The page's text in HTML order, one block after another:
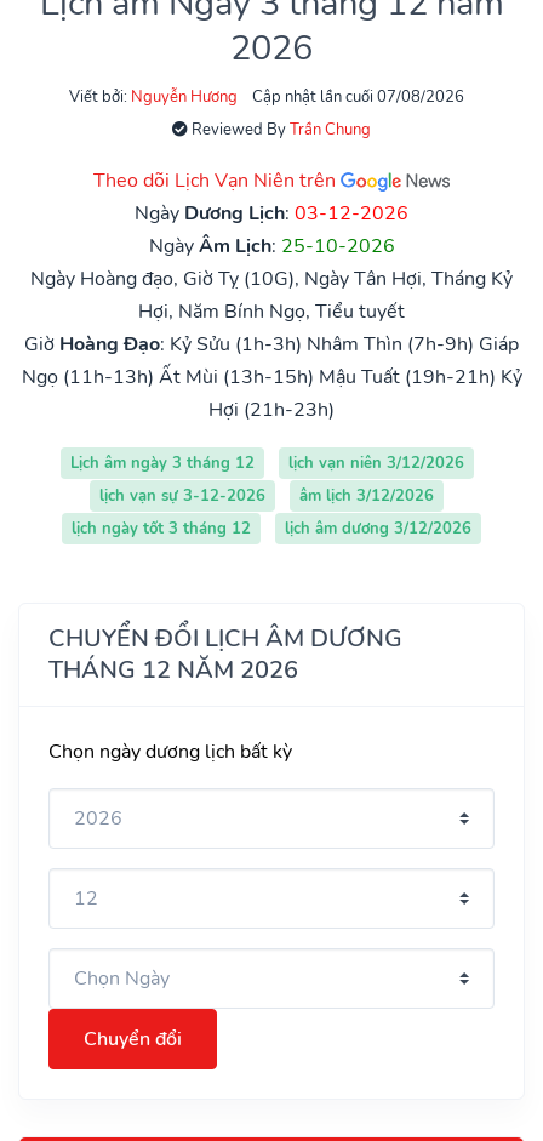
2026
Viết bởi: Nguyễn Hương
Cập nhật lần cuối 07/08/2026
Reviewed ByTrần Chung
Theo dõi Lịch Vạn Niên trên
Ngày Dương Lịch: 03-12-2026
NgàyÂm Lịch: 25-10-2026
Ngày Hoàng đạo, Giờ Tỵ (10G), Ngày Tân Hợi, Tháng Kỷ
Hợi, Năm Bính Ngọ, Tiểu tuyết
Giờ Hoàng Đạo: Kỷ Sửu (1h-3h) Nhâm Thìn (7h-9h) Giáp
Ngọ (11h-13h) Ất Mùi (13h-15h) Mậu Tuất (19h-21h) Kỷ
Hợi (21h-23h)
Lịch âm ngày 3 tháng 12
lịch vạn niên 3/12/2026
lịch vạn sự 3-12-2026
âm lịch 3/12/2026
lịch ngày tốt 3 tháng 12
lịch âm dương 3/12/2026
CHUYỂN ĐỔI LỊCH ÂM DƯƠNG
THÁNG 12 NĂM 2026
Chọn ngày dương lịch bất kỳ
Chuyển đổi